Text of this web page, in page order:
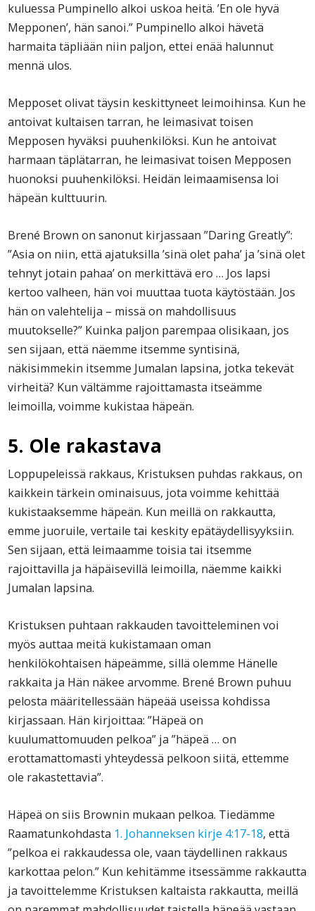
kuluessa Pumpinello alkoi uskoa heitä. ’En ole hyvä
Mepponen’, hän sanoi.” Pumpinello alkoi hävetä
harmaita täpliään niin paljon, ettei enää halunnut
mennä ulos.
Mepposet olivat täysin keskittyneet leimoihinsa. Kun he
antoivat kultaisen tarran, he leimasivat toisen
Mepposen hyväksi puuhenkilöksi. Kun he antoivat
harmaan täplätarran, he leimasivat toisen Mepposen
huonoksi puuhenkilöksi. Heidän leimaamisensa loi
häpeän kulttuurin.
Brené Brown on sanonut kirjassaan ”Daring Greatly”:
”Asia on niin, että ajatuksilla ’sinä olet paha’ ja ’sinä olet
tehnyt jotain pahaa’ on merkittävä ero … Jos lapsi
kertoo valheen, hän voi muuttaa tuota käytöstään. Jos
hän on valehtelija – missä on mahdollisuus
muutokselle?” Kuinka paljon parempaa olisikaan, jos
sen sijaan, että näemme itsemme syntisinä,
näkisimmekin itsemme Jumalan lapsina, jotka tekevät
virheitä? Kun vältämme rajoittamasta itseämme
leimoilla, voimme kukistaa häpeän.
5. Ole rakastava
Loppupeleissä rakkaus, Kristuksen puhdas rakkaus, on
kaikkein tärkein ominaisuus, jota voimme kehittää
kukistaaksemme häpeän. Kun meillä on rakkautta,
emme juoruile, vertaile tai keskity epätäydellisyyksiin.
Sen sijaan, että leimaamme toisia tai itsemme
rajoittavilla ja häpäisevillä leimoilla, näemme kaikki
Jumalan lapsina.
Kristuksen puhtaan rakkauden tavoitteleminen voi
myös auttaa meitä kukistamaan oman
henkilökohtaisen häpeämme, sillä olemme Hänelle
rakkaita ja Hän näkee arvomme. Brené Brown puhuu
pelosta määritellessään häpeää useissa kohdissa
kirjassaan. Hän kirjoittaa: ”Häpeä on
kuulumattomuuden pelkoa” ja ”häpeä … on
erottamattomasti yhteydessä pelkoon siitä, ettemme
ole rakastettavia”.
Häpeä on siis Brownin mukaan pelkoa. Tiedämme
Raamatunkohdasta 1. Johanneksen kirje 4:17-18, että
”pelkoa ei rakkaudessa ole, vaan täydellinen rakkaus
karkottaa pelon.” Kun kehitämme itsessämme rakkautta
ja tavoittelemme Kristuksen kaltaista rakkautta, meillä